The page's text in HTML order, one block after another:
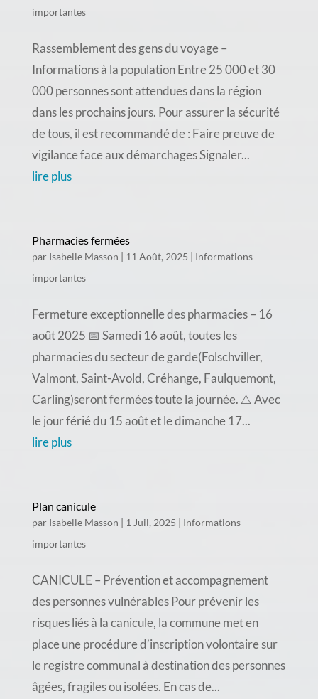
importantes
Rassemblement des gens du voyage –
Informations à la population Entre 25 000 et 30
000 personnes sont attendues dans la région
dans les prochains jours. Pour assurer la sécurité
de tous, il est recommandé de : Faire preuve de
vigilance face aux démarchages Signaler...
lire plus
Pharmacies fermées
par Isabelle Masson | 11 Août, 2025 | Informations
importantes
Fermeture exceptionnelle des pharmacies – 16
août 2025 📅 Samedi 16 août, toutes les
pharmacies du secteur de garde(Folschviller,
Valmont, Saint-Avold, Créhange, Faulquemont,
Carling)seront fermées toute la journée. ⚠️ Avec
le jour férié du 15 août et le dimanche 17...
lire plus
Plan canicule
par Isabelle Masson | 1 Juil, 2025 | Informations
importantes
CANICULE – Prévention et accompagnement
des personnes vulnérables Pour prévenir les
risques liés à la canicule, la commune met en
place une procédure d’inscription volontaire sur
le registre communal à destination des personnes
âgées, fragiles ou isolées. En cas de...